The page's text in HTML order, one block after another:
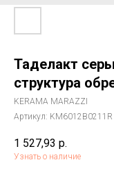
Таделакт
структура
KERAMA MARAZZI
Артикул: KM6012B0211R
1 527,93 р.
Узнать о наличие